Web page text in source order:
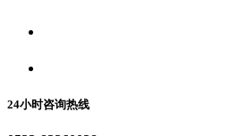
24小时咨询热线